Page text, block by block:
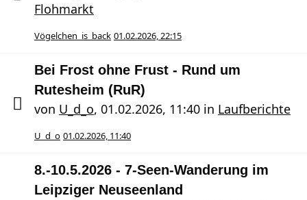
Flohmarkt
Vögelchen_is_back 01.02.2026, 22:15
Bei Frost ohne Frust - Rund um
Rutesheim (RuR)
von U_d_o, 01.02.2026, 11:40 in Laufberichte
U_d_o 01.02.2026, 11:40
8.-10.5.2026 - 7-Seen-Wanderung im
Leipziger Neuseenland